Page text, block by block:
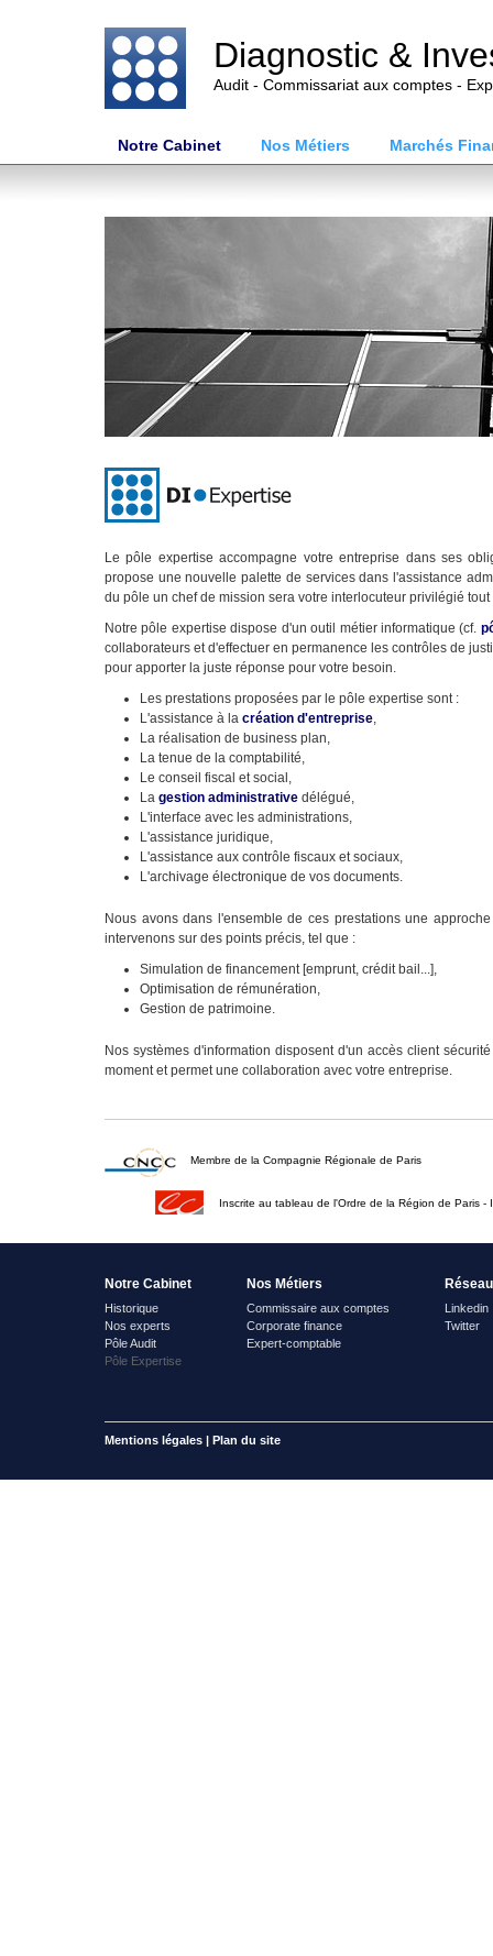
Diagnostic &
Audit - Commissariat aux comptes -
Notre Cabinet Nos Métiers Marchés
Le pôle expertise accompagne votre entreprise dans ses
propose une nouvelle palette de services dans l'assistance
du pôle un chef de mission sera votre interlocuteur privilégié
Notre pôle expertise dispose d'un outil métier informatique (cf.
collaborateurs et d'effectuer en permanence les contrôles de
pour apporter la juste réponse pour votre besoin.
Les prestations proposées par le pôle expertise sont :
L'assistance à la création d'entreprise,
La réalisation de business plan,
La tenue de la comptabilité,
Le conseil fiscal et social,
La gestion administrative délégué,
L'interface avec les administrations,
L'assistance juridique,
L'assistance aux contrôle fiscaux et sociaux,
L'archivage électronique de vos documents.
Nous avons dans l'ensemble de ces prestations une
intervenons sur des points précis, tel que :
Simulation de financement [emprunt, crédit bail...],
Optimisation de rémunération,
Gestion de patrimoine.
Nos systèmes d'information disposent d'un accès client
moment et permet une collaboration avec votre entreprise.
Membre de la Compagnie Régionale de Paris
Inscrite au tableau de l'Ordre de la Région de Paris -
Notre Cabinet
Historique
Nos experts
Pôle Audit
Pôle Expertise
Nos Métiers
Commissaire aux comptes
Corporate finance
Expert-comptable
Linkedin
Twitter
Mentions légales | Plan du site